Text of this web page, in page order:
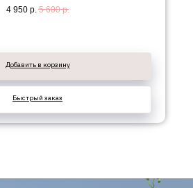
4 950 р. 5 600 р.
Добавить в корзину
Быстрый заказ